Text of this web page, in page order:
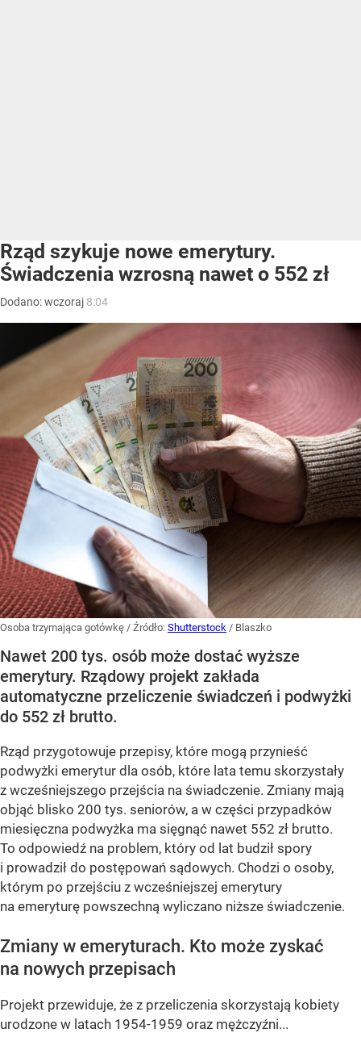
Rząd szykuje nowe emerytury.
Świadczenia wzrosną nawet o 552 zł
Dodano:wczoraj 8:04
Osoba trzymająca gotówkę / Źródło: Shutterstock / Blaszko
Nawet 200 tys. osób może dostać wyższe
emerytury. Rządowy projekt zakłada
automatyczne przeliczenie świadczeń i podwyżki
do 552 zł brutto.
Rząd przygotowuje przepisy, które mogą przynieść
podwyżki emerytur dla osób, które lata temu skorzystały
z wcześniejszego przejścia na świadczenie. Zmiany mają
objąć blisko 200 tys. seniorów, a w części przypadków
miesięczna podwyżka ma sięgnąć nawet 552 zł brutto.
To odpowiedź na problem, który od lat budził spory
i prowadził do postępowań sądowych. Chodzi o osoby,
którym po przejściu z wcześniejszej emerytury
na emeryturę powszechną wyliczano niższe świadczenie.
Zmiany w emeryturach. Kto może zyskać
na nowych przepisach
Projekt przewiduje, że z przeliczenia skorzystają kobiety
urodzone w latach 1954-1959 oraz mężczyźni...